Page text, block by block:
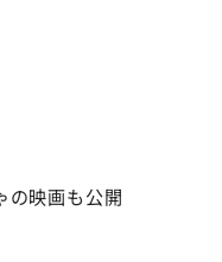
の映画も公開